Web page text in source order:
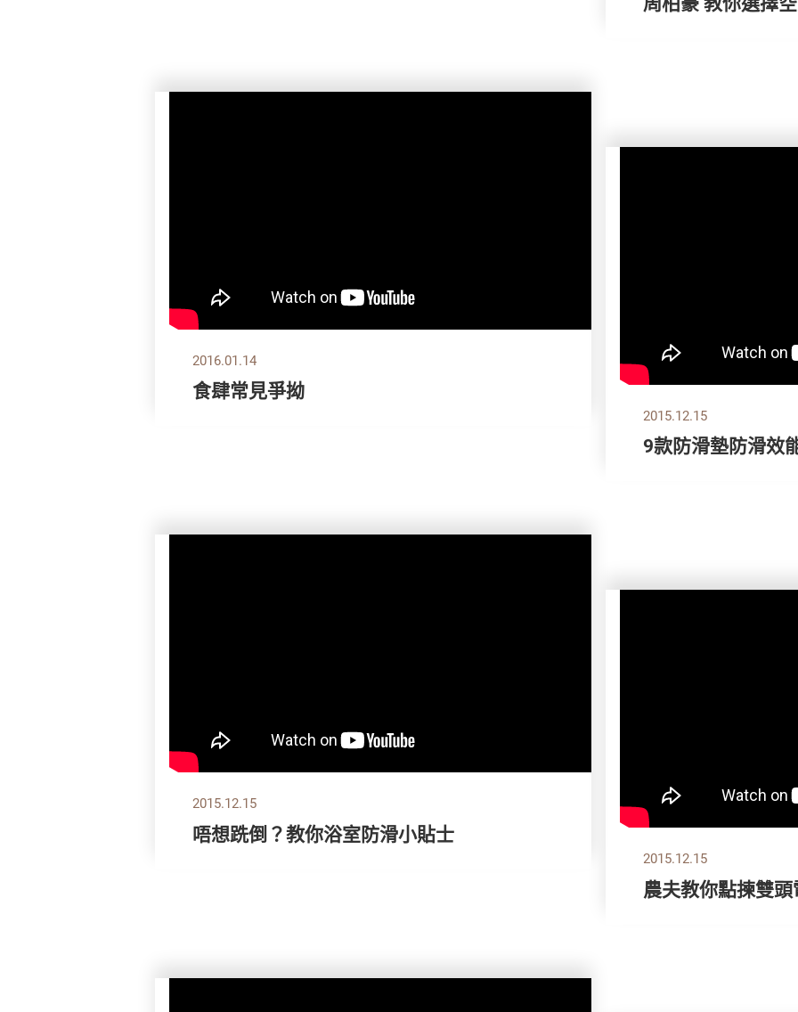
2016.01.14
食肆常見爭拗
2015.12.15
9款防滑墊防滑效
2015.12.15
唔想跣倒？教你浴室防滑小貼士
2015.12.15
農夫教你點揀雙